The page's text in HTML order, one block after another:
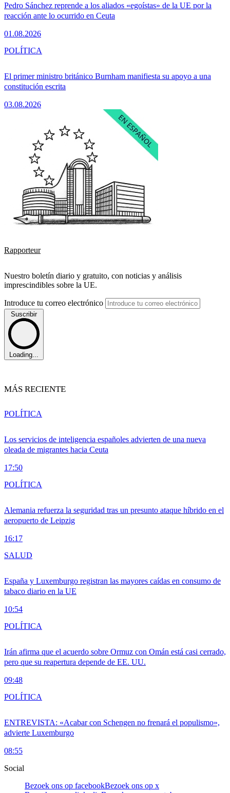
Pedro Sánchez reprende a los aliados «egoístas» de la UE por la
reacción ante lo ocurrido en Ceuta
01.08.2026
El primer ministro británico Burnham manifiesta su apoyo a una
constitución escrita
03.08.2026
POLÍTICA
Rapporteur
Nuestro boletín diario y gratuito, con noticias y análisis
imprescindibles sobre la UE.
Introduce tu correo electrónico
Suscribir
Loading...
MÁS RECIENTE
Los servicios de inteligencia españoles advierten de una nueva
oleada de migrantes hacia Ceuta
17:50
POLÍTICA
Alemania refuerza la seguridad tras un presunto ataque híbrido en el
aeropuerto de Leipzig
16:17
POLÍTICA
España y Luxemburgo registran las mayores caídas en consumo de
tabaco diario en la UE
10:54
SALUD
Irán afirma que el acuerdo sobre Ormuz con Omán está casi cerrado,
pero que su reapertura depende de EE. UU.
09:48
POLÍTICA
ENTREVISTA: «Acabar con Schengen no frenará el populismo»,
advierte Luxemburgo
08:55
POLÍTICA
Social
Bezoek ons op facebookBezoek ons op x